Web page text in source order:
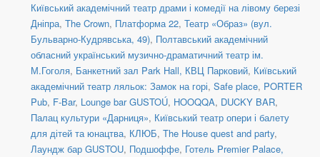
Київський академічний театр драми і комедії на лівому березі
Дніпра, The Crown, Платформа 22, Театр «Образ» (вул.
Бульварно-Кудрявська, 49), Полтавський академічний
обласний український музично-драматичний театр ім.
М.Гоголя, Банкетний зал Park Hall, КВЦ Парковий, Київський
академічний театр ляльок: Замок на горі, Safe place, PORTER
Pub, F-Bar, Lounge bar GUSTOÚ, HOOQQA, DUCKY BAR,
Палац культури «Дарниця», Київський театр опери і балету
для дітей та юнацтва, КЛЮБ, The House quest and party,
Лаундж бар GUSTOU, Подшоффе, Готель Premier Palace,